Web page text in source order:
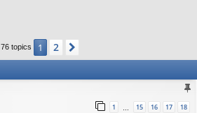
76 topics 1 2
1 … 15 16 17 18